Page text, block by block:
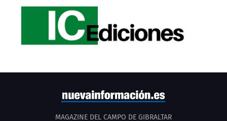
MAGAZINE DEL CAMPO DE GIBRALTAR